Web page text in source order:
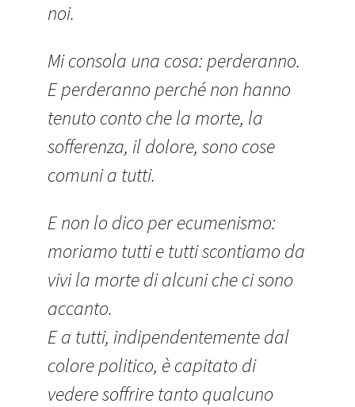
noi.
Mi consola una cosa: perderanno.
E perderanno perché non hanno
tenuto conto che la morte, la
sofferenza, il dolore, sono cose
comuni a tutti.
E non lo dico per ecumenismo:
moriamo tutti e tutti scontiamo da
vivi la morte di alcuni che ci sono
accanto.
E a tutti, indipendentemente dal
colore politico, è capitato di
vedere soffrire tanto qualcuno